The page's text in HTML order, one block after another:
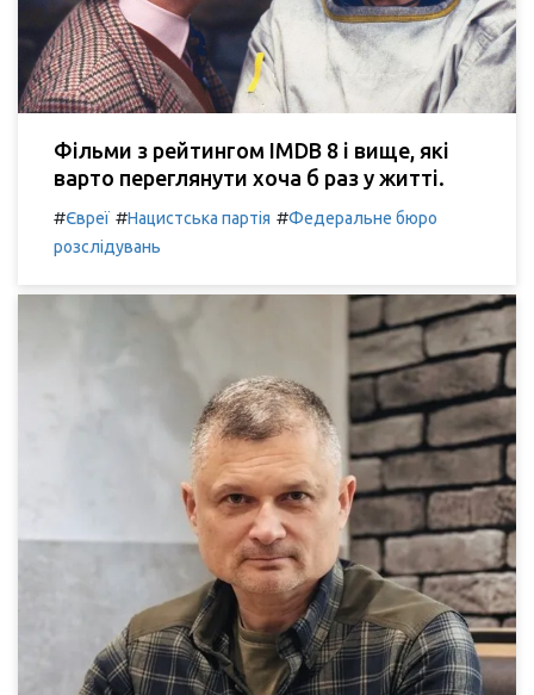
Фільми з рейтингом IMDB 8 і вище, які
варто переглянути хоча б раз у житті.
#Євреї #Нацистська партія #Федеральне бюро
розслідувань